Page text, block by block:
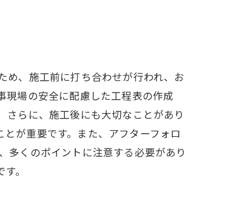
め、施工前に打ち合わせが行われ、お
現場の安全に配慮した工程表の作成
らに、施工後にも大切なことがあり
が重要です。また、アフターフォロ
多くのポイントに注意する必要があり
。